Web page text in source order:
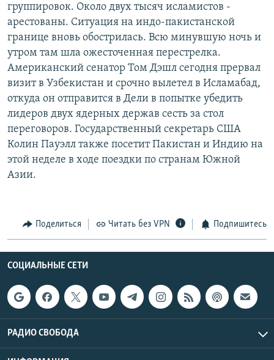
группировок. Около двух тысяч исламистов -
арестованы. Ситуация на индо-пакистанской
границе вновь обострилась. Всю минувшую ночь и
утром там шла ожесточенная перестрелка.
Американский сенатор Том Дэшл сегодня прервал
визит в Узбекистан и срочно вылетел в Исламабад,
откуда он отправится в Дели в попытке убедить
лидеров двух ядерных держав сесть за стол
переговоров. Государственный секретарь США
Колин Пауэлл также посетит Пакистан и Индию на
этой неделе в ходе поездки по странам Южной
Азии.
Поделиться Читать без VPN Подпишитесь
СОЦИАЛЬНЫЕ СЕТИ
РАДИО СВОБОДА